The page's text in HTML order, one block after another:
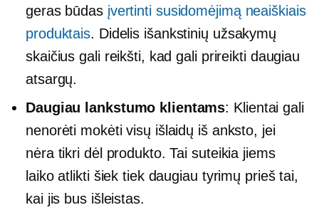
geras būdas įvertinti susidomėjimą neaiškiais
produktais. Didelis išankstinių užsakymų
skaičius gali reikšti, kad gali prireikti daugiau
atsargų.
Daugiau lankstumo klientams: Klientai gali
nenorėti mokėti visų išlaidų iš anksto, jei
nėra tikri dėl produkto. Tai suteikia jiems
laiko atlikti šiek tiek daugiau tyrimų prieš tai,
kai jis bus išleistas.